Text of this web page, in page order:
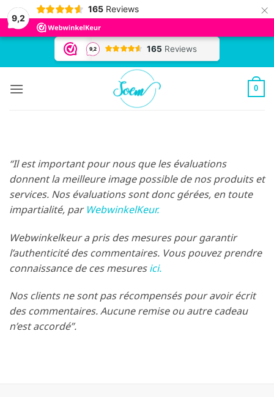
9,2
165 Reviews ×
Passer
0
“Il est important pour nous que les évaluations
donnent la meilleure image possible de nos produits et
services. Nos évaluations sont donc gérées, en toute
impartialité, par WebwinkelKeur.
Webwinkelkeur a pris des mesures pour garantir
l’authenticité des commentaires. Vous pouvez prendre
connaissance de ces mesuresici.
Nos clients ne sont pas récompensés pour avoir écrit
des commentaires. Aucune remise ou autre cadeau
n’est accordé”.